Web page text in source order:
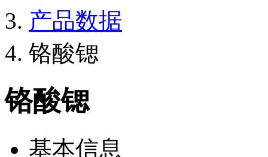
产品数据
铬酸锶
铬酸锶
基本信息